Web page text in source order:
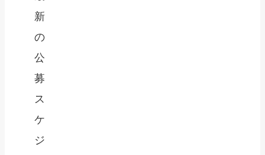
新
の
公
募
ス
ケ
ジ